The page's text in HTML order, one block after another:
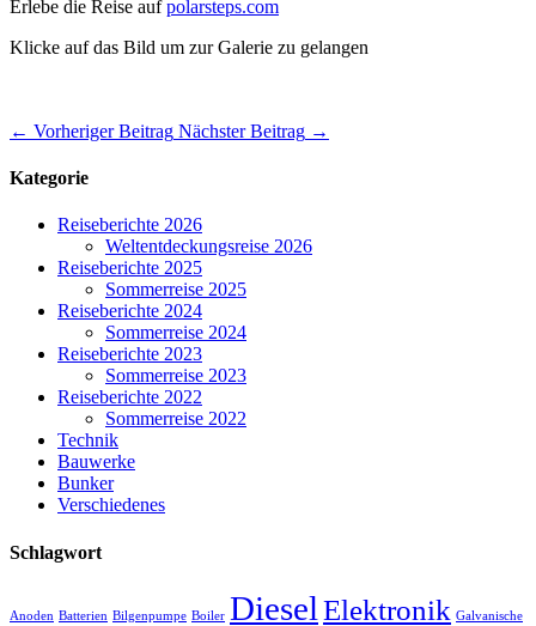
Erlebe die Reise aufpolarsteps.com
Klicke auf das Bild um zur Galerie zu gelangen
← Vorheriger Beitrag Nächster Beitrag →
Kategorie
Reiseberichte 2026
Weltentdeckungsreise 2026
Reiseberichte 2025
Sommerreise 2025
Reiseberichte 2024
Sommerreise 2024
Reiseberichte 2023
Sommerreise 2023
Reiseberichte 2022
Sommerreise 2022
Technik
Bauwerke
Bunker
Verschiedenes
Schlagwort
Anoden Batterien Bilgenpumpe Boiler Diesel Elektronik Galvanische